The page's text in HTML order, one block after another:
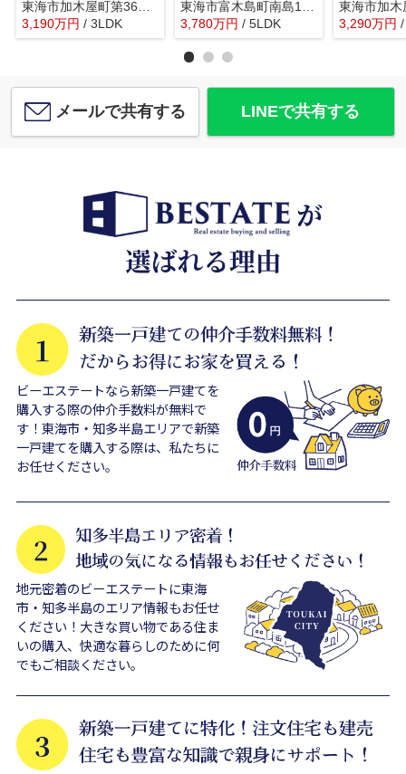
3,190万円 / 3LDK
3,780万円 / 5LDK 3,290万円
メールで共有する LINEで共有する
ビーエステートなら新築一戸建てを
購入する際の仲介手数料が無料で
す！東海市・知多半島エリアで新築
一戸建てを購入する際は、私たちに
お任せください。
地元密着のビーエステートに東海
市・知多半島のエリア情報もお任せ
ください！大きな買い物である住ま
いの購入、快適な暮らしのために何
でもご相談ください。